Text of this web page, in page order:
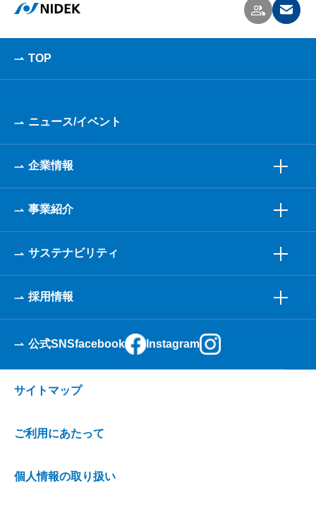
TOP
ニュース/イベント
企業情報
事業紹介
サステナビリティ
採用情報
公式SNSfacebook Instagram
サイトマップ
ご利用にあたって
個人情報の取り扱い